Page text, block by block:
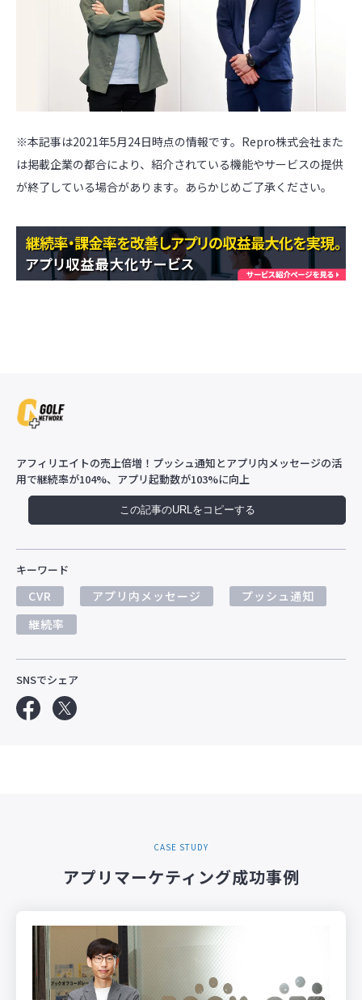
※本記事は2021年5月24日時点の情報です。Repro株式会社また
は掲載企業の都合により、紹介されている機能やサービスの提供
が終了している場合があります。あらかじめご了承ください。
アフィリエイトの売上倍増！プッシュ通知とアプリ内メッセージの活
用で継続率が104%、アプリ起動数が103%に向上
この記事のURLをコピーする
キーワード
CVR アプリ内メッセージ
プッシュ通知
継続率
SNSでシェア
CASE STUDY
アプリマーケティング成功事例